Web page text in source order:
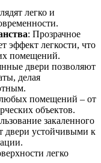
легко и
: Прозрачное
эффект легкости, что
помещений.
двери позволяют
делая
помещений – от
объектов.
закаленного
двери устойчивыми к
легко